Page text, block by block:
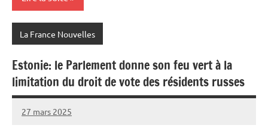
La France Nouvelles
Estonie: le Parlement donne son feu vert à la
limitation du droit de vote des résidents russes
27 mars 2025
Admins